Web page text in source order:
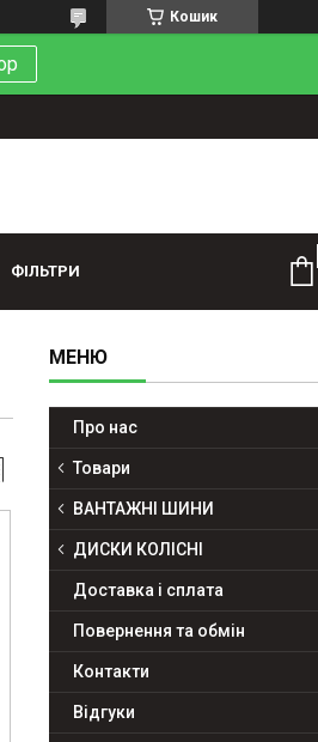
Кошик
ФІЛЬТРИ
Про нас
Товари
ВАНТАЖНІ ШИНИ
ДИСКИ КОЛІСНІ
Доставка і сплата
Повернення та обмін
Контакти
Відгуки